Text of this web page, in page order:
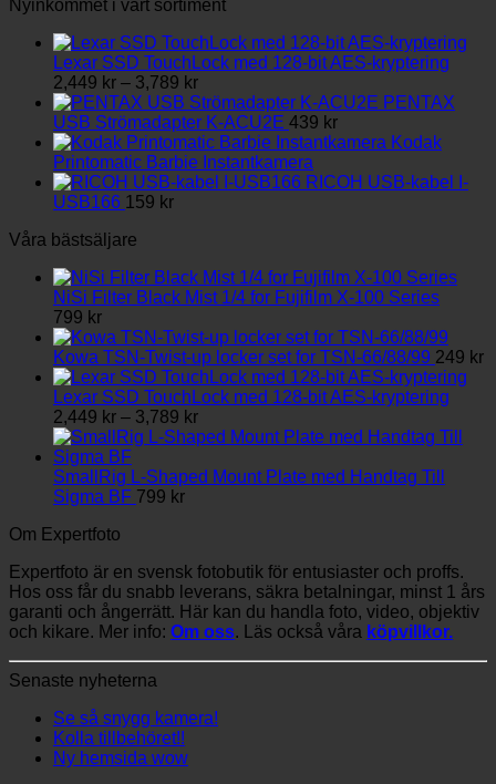
olika
alternativen
väljas
produktsidan
Nyinkommet i vårt sortiment
Lexar SSD TouchLock med 128-bit AES-kryptering
2,449 kr – 3,789 krPrisintervall:
2,449 kr
till
3,789 kr
PENTAX
USB Strömadapter K-ACU2E 439 kr
Kodak
Printomatic Barbie Instantkamera
RICOH USB-kabel I-
USB166 159 kr
Våra bästsäljare
NiSi Filter Black Mist 1/4 for Fujifilm X-100 Series
799 kr
Kowa TSN-Twist-up locker set for TSN-66/88/99 249 kr
Lexar SSD TouchLock med 128-bit AES-kryptering
2,449 kr – 3,789 krPrisintervall:
2,449 kr
3,789 kr
SmallRig L-Shaped Mount Plate med Handtag Till
Sigma BF 799 kr
Om Expertfoto
Expertfoto är en svensk fotobutik för entusiaster och proffs.
Hos oss får du snabb leverans, säkra betalningar, minst 1 års
garanti och ångerrätt. Här kan du handla foto, video, objektiv
och kikare. Mer info: Om oss. Läs också våra köpvillkor.
Senaste nyheterna
Se så snygg kamera!
Kolla tillbehöret!!
Ny hemsida wow